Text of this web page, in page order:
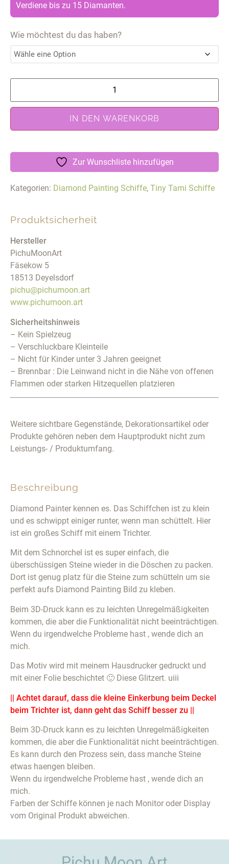
Verdiene bis zu 15 Diamanten.
Wie möchtest du das haben?
IN DEN WARENKORB
Zur Wunschliste hinzufügen
Kategorien: Diamond Painting Schiffe, Tiny Tami Schiffe
Beschreibung
Diamond Painter kennen es. Das Schiffchen ist zu klein
und es schwippt einiger runter, wenn man schüttelt. Hier
ist ein großes Schiff mit einem Trichter.
Mit dem Schnorchel ist es super einfach, die
überschüssigen Steine wieder in die Döschen zu packen.
Dort ist genug platz für die Steine zum schütteln um sie
perfekt aufs Diamond Painting Bild zu kleben.
Beim 3D-Druck kann es zu leichten Unregelmäßigkeiten
kommen, die aber die Funktionalität nicht beeinträchtigen.
Wenn du irgendwelche Probleme hast , wende dich an
mich.
Das Motiv wird mit meinem Hausdrucker gedruckt und
mit einer Folie beschichtet 🙂 Diese Glitzert. uiii
|| Achtet darauf, dass die kleine Einkerbung beim Deckel
beim Trichter ist, dann geht das Schiff besser zu ||
Beim 3D-Druck kann es zu leichten Unregelmäßigkeiten
kommen, die aber die Funktionalität nicht beeinträchtigen.
Es kann durch den Prozess sein, dass manche Steine
etwas haengen bleiben.
Wenn du irgendwelche Probleme hast , wende dich an
mich.
Farben der Schiffe können je nach Monitor oder Display
vom Original Produkt abweichen.
Produktsicherheit
Hersteller
PichuMoonArt
Fäsekow 5
18513 Deyelsdorf
pichu@pichumoon.art
www.pichumoon.art
Sicherheitshinweis
– Kein Spielzeug
– Verschluckbare Kleinteile
– Nicht für Kinder unter 3 Jahren geeignet
– Brennbar : Die Leinwand nicht in die Nähe von offenen
Flammen oder starken Hitzequellen platzieren
Weitere sichtbare Gegenstände, Dekorationsartikel oder
Produkte gehören neben dem Hauptprodukt nicht zum
Leistungs- / Produktumfang.